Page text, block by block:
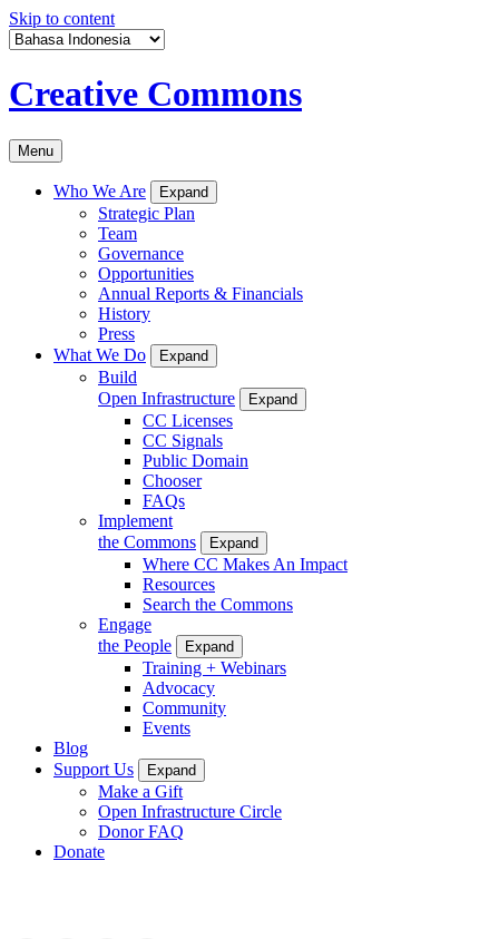
Skip to content
Creative Commons
Menu
Who We Are Expand
Strategic Plan
Team
Governance
Opportunities
Annual Reports & Financials
History
Press
What We Do
Expand
Build
Open Infrastructure
Expand
CC Licenses
CC Signals
Public Domain
Chooser
FAQs
Implement
the Commons
Expand
Where CC Makes An Impact
Resources
Search the Commons
Engage
the People
Expand
Training + Webinars
Advocacy
Community
Events
Blog
Support Us
Expand
Make a Gift
Open Infrastructure Circle
Donor FAQ
Donate